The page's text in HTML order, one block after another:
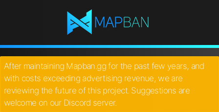
After maintaining Mapban.gg for the past few years, and
with costs exceeding advertising revenue, we are
reviewing the future of this project. Suggestions are
welcome on our Discord server.